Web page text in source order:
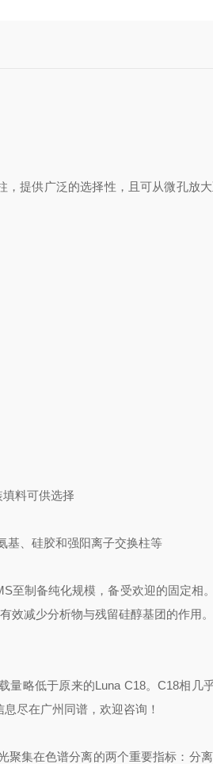
提供广泛的选择性，且可从微孔放
料可供选择
、硅胶和强阳离子交换柱等
制备纯化规模，备受欢迎的固定相
效减少分析物与残留硅醇基团的作用
略低于原来的Luna C18。C18相几
尽在广州同谱，欢迎咨询！
集在色谱分离的两个重要指标：分